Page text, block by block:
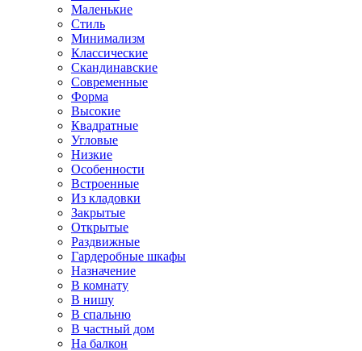
Маленькие
Стиль
Минимализм
Классические
Скандинавские
Современные
Форма
Высокие
Квадратные
Угловые
Низкие
Особенности
Встроенные
Из кладовки
Закрытые
Открытые
Раздвижные
Гардеробные шкафы
Назначение
В комнату
В нишу
В спальню
В частный дом
На балкон